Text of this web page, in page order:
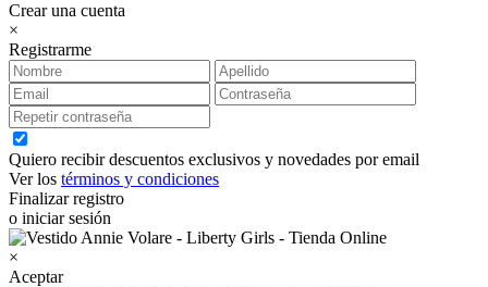
Crear una cuenta
×
Registrarme
Quiero recibir descuentos exclusivos y novedades por email
Ver los términos y condiciones
Finalizar registro
o iniciar sesión
×
Aceptar